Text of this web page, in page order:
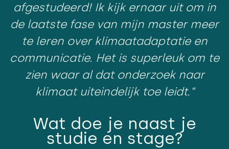
afgestudeerd! Ik kijk ernaar uit om in
de laatste fase van mijn master meer
te leren over klimaatadaptatie en
communicatie. Het is superleuk om te
zien waar al dat onderzoek naar
klimaat uiteindelijk toe leidt.”
Wat doe je naast je
studie en stage?